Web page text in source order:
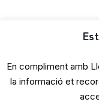
©
En compliment amb
la informació et